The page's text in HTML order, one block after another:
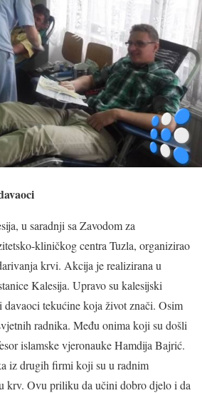
u saradnji sa Zavodom za
kliničkog centra Tuzla, organizirao
krvi. Akcija je realizirana u
Kalesija. Upravo su kalesijski
tekućine koja život znači. Osim
radnika. Među onima koji su došli
islamske vjeronauke Hamdija Bajrić.
iz drugih firmi koji su u radnim
krv. Ovu priliku da učini dobro djelo i da